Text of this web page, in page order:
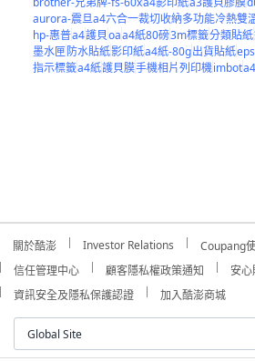
aurora-震旦a4六合一裁切收納多功能冷熱雙
hp-惠普a4護貝oaa4紙80磅3m標籤分類貼紙
墨水匣防水貼紙影印紙a4紙-80g出貨貼紙
指示標籤a4紙護貝膜手機相片列印機imbot
關於酷澎 Investor Relations Coupang
信任管理中心
顧客隱私權政策通知 安心
資訊安全及隱私保護認證
加入酷澎商城
Global Site